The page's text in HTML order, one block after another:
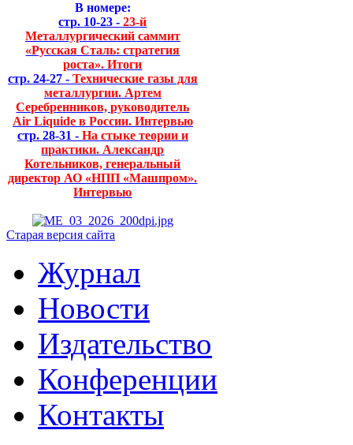
В номере:
стр. 10-23 - 23-й
Металлургический саммит
«Русская Сталь: стратегия
роста». Итоги
стр. 24-27 - Технические газы для
металлургии. Артем
Серебренников, руководитель
Air Liquide в России. Интервью
стр. 28-31 - На стыке теории и
практики. Александр
Котельников, генеральный
директор АО «НПП «Машпром».
Интервью
Старая версия сайта
Журнал
Новости
Издательство
Конференции
Контакты